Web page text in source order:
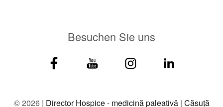
Besuchen Sie uns
© 2026 | Director Hospice - medicină paleativă| Căsuță